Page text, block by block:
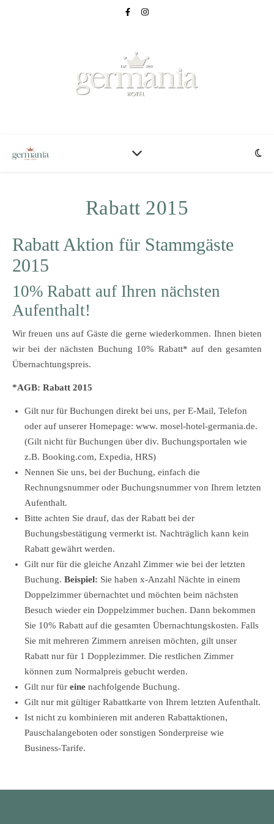
Rabatt 2015
Rabatt Aktion für Stammgäste
2015
10% Rabatt auf Ihren nächsten
Aufenthalt!
Wir freuen uns auf Gäste die gerne wiederkommen. Ihnen bieten
wir bei der nächsten Buchung 10% Rabatt* auf den gesamten
Übernachtungspreis.
*AGB: Rabatt 2015
Gilt nur für Buchungen direkt bei uns, per E-Mail, Telefon
oder auf unserer Homepage: www. mosel-hotel-germania.de.
(Gilt nicht für Buchungen über div. Buchungsportalen wie
z.B. Booking.com, Expedia, HRS)
Nennen Sie uns, bei der Buchung, einfach die
Rechnungsnummer oder Buchungsnummer von Ihrem letzten
Aufenthalt.
Bitte achten Sie drauf, das der Rabatt bei der
Buchungsbestätigung vermerkt ist. Nachträglich kann kein
Rabatt gewährt werden.
Gilt nur für die gleiche Anzahl Zimmer wie bei der letzten
Buchung. Beispiel: Sie haben x-Anzahl Nächte in einem
Doppelzimmer übernachtet und möchten beim nächsten
Besuch wieder ein Doppelzimmer buchen. Dann bekommen
Sie 10% Rabatt auf die gesamten Übernachtungskosten. Falls
Sie mit mehreren Zimmern anreisen möchten, gilt unser
Rabatt nur für 1 Dopplezimmer. Die restlichen Zimmer
können zum Normalpreis gebucht werden.
Gilt nur für eine nachfolgende Buchung.
Gilt nur mit gültiger Rabattkarte von Ihrem letzten Aufenthalt.
Ist nicht zu kombinieren mit anderen Rabattaktionen,
Pauschalangeboten oder sonstigen Sonderpreise wie
Business-Tarife.